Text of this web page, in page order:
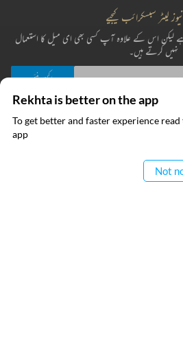
لیٹر سبسکرائب کیجیے
لیکن اس کے علاوہ آپ کسی بھی ای میل کا استعمال
نہیں کرتے ہیں۔
پڑھ لی ہے اور اس سے متفق ہوں
معلومات
Rekhta is better on the app
To get better and faster experience
app
Not